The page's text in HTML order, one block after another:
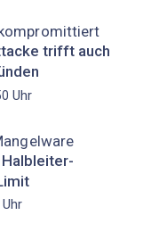
trifft auch
Uhr
Uhr